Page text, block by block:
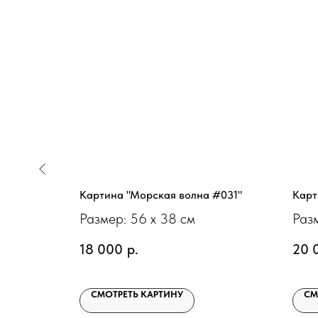
Картина "Морская волна #031"
Размер: 56 х 38 см
18 000 р.
СМОТРЕТЬ КАРТИНУ
20